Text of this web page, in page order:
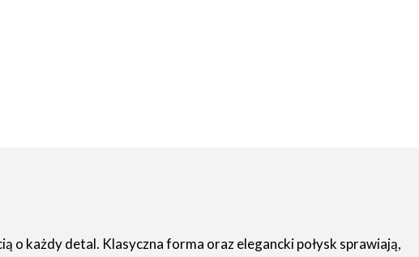
o każdy detal. Klasyczna forma oraz elegancki połysk sprawiają,